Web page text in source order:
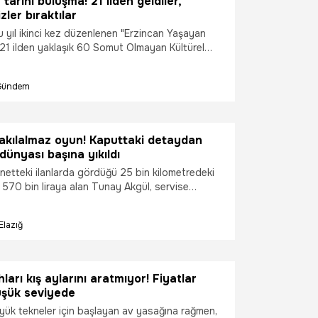
bıraktılar
yıl ikinci kez düzenlenen "Erzincan Yaşayan
ilden yaklaşık 60 Somut Olmayan Kültürel
oyun! Kaputtaki detaydan
başına yıkıldı
ilanlarda gördüğü 25 bin kilometredeki
570 bin liraya alan Tunay Akgül, servise
oldu.
kış aylarını aratmıyor! Fiyatlar
seviyede
tekneler için başlayan av yasağına rağmen,